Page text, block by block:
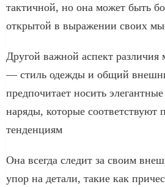
тактичной, но она может быть
открытой в выражении своих
Другой важной аспект
— стиль одежды и общий
предпочитает носить
наряды, которые
тенденциям
Она всегда следит за своим
упор на детали, такие как